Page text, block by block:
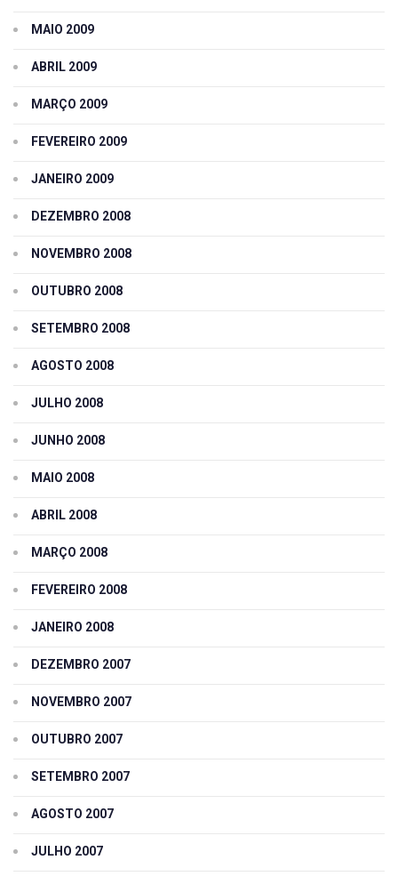
MAIO 2009
ABRIL 2009
MARÇO 2009
FEVEREIRO 2009
JANEIRO 2009
DEZEMBRO 2008
NOVEMBRO 2008
OUTUBRO 2008
SETEMBRO 2008
AGOSTO 2008
JULHO 2008
JUNHO 2008
MAIO 2008
ABRIL 2008
MARÇO 2008
FEVEREIRO 2008
JANEIRO 2008
DEZEMBRO 2007
NOVEMBRO 2007
OUTUBRO 2007
SETEMBRO 2007
AGOSTO 2007
JULHO 2007